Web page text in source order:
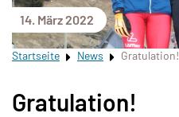
14. März 2022
Startseite News Gratulation!
Gratulation!